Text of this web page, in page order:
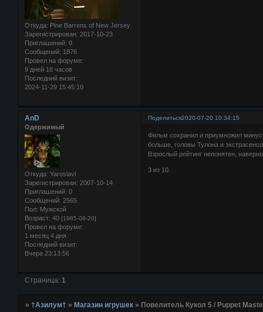
Откуда: Pine Barrens of New Jersey
Зарегистрирован: 2017-10-23
Приглашений: 0
Сообщений: 1876
Провел на форуме:
9 дней 18 часов
Последний визит:
2024-11-29 15:45:10
Поделиться2020-07-20 10:34:15
AnD
Одержимый
Откуда: Yaroslavl
Зарегистрирован: 2007-10-14
Приглашений: 0
Сообщений: 2565
Пол: Мужской
Возраст: 40 [1985-08-20]
Провел на форуме:
1 месяц 4 дня
Последний визит:
Вчера 23:13:56
Фильм сохранил и приумножил
больше, головы Тулона и
Взрослый рейтинг непонятен,
3 из 10.
Страница: 1
»†Азилум† » Магазин игрушек » Повелитель Кукол 5 / Puppet